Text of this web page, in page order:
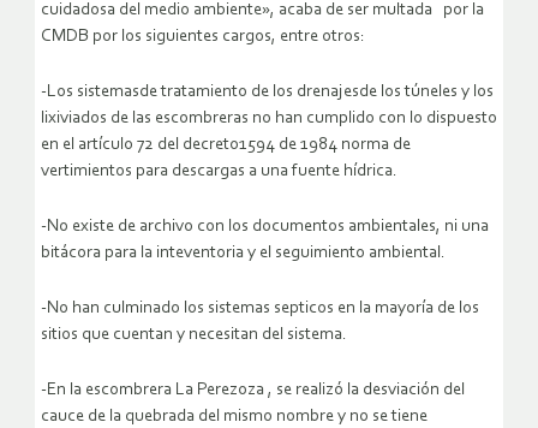
cuidadosa del medio ambiente», acaba de ser multada por la
CMDB por los siguientes cargos, entre otros:
-Los sistemasde tratamiento de los drenajesde los túneles y los
lixiviados de las escombreras no han cumplido con lo dispuesto
en el artículo 72 del decreto1594 de 1984 norma de
vertimientos para descargas a una fuente hídrica.
-No existe de archivo con los documentos ambientales, ni una
bitácora para la inteventoria y el seguimiento ambiental.
-No han culminado los sistemas septicos en la mayoría de los
sitios que cuentan y necesitan del sistema.
-En la escombrera La Perezoza , se realizó la desviación del
cauce de la quebrada del mismo nombre y no se tiene